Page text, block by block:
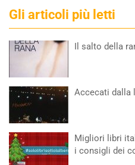
Gli articoli più letti
Il salto della
Accecati dalla
Migliori libri
i consigli dei